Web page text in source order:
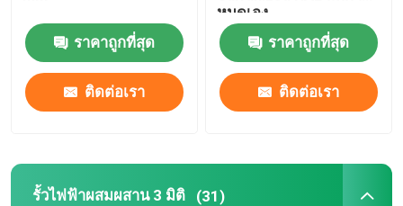
ดึงเชือกแฮร์โรว์
รั้วลวดมีดโกน
ราคาถูกที่สุด
ติดต่อเรา
หนดเอง
ราคาถูกที่สุด
ติดต่อเรา
รั้วไฟฟ้าผสมผสาน 3 มิติ (31)